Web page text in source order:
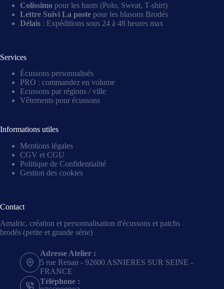
Colissimo pour les hauts (Polo, Sweat, T-shirt)
Lettre Suivi La poste pour les blasons Brodés
Délais : Expéditions sous 24 à 48 heures max
Services
Écussons personnalisés
PRO : commandez en volume
Ecussons par régions / ville
Vêtements pour écussons
Informations utiles
Mentions légales
CGV et CGU
Politique de Confidentialité
Gestion des cookies
Contact
Amalric, création et personnalisation d'écussons et patchs
brodés (petite et grande série)
Adresse Atelier :
5 rue Renan - 92600 ASNIERES SUR SEINE -
FRANCE
Téléphone :